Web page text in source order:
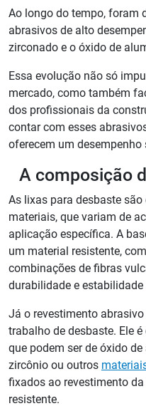
Ao longo do tempo, foram
abrasivos de alto
zirconado e o óxido de
Essa evolução não só
mercado, como também
dos profissionais da
contar com esses
oferecem um
A composição
As lixas para desbaste
materiais, que variam de
aplicação específica. A
um material resistente,
combinações de fibras
durabilidade e estabilidade
Já o revestimento
trabalho de desbaste. Ele
que podem ser de óxido
zircônio ou outros
fixados ao revestimento
resistente.